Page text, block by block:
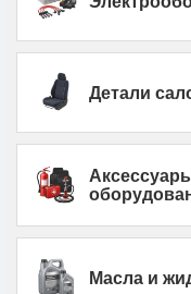
Детали
Масла и